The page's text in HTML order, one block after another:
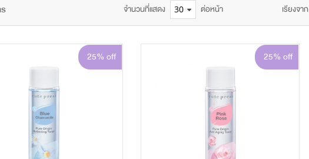
จำนวนที่แสดง ต่อหน้า เรียงจาก
25% off 25% off